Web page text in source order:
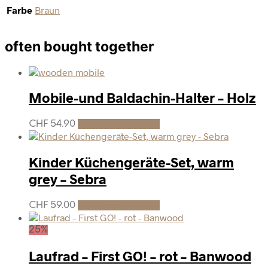
Farbe Braun
often bought together
Mobile-und Baldachin-Halter – Holz
CHF 54.90
Kinder Küchengeräte-Set, warm
grey – Sebra
CHF 59.00
25%
Laufrad – First GO! – rot – Banwood